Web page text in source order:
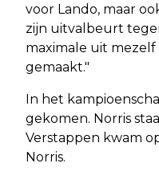
voor Lando, maar
zijn uitvalbeurt
maximale uit
gemaakt."
In het
gekomen. Norris
Verstappen kwam
Norris.